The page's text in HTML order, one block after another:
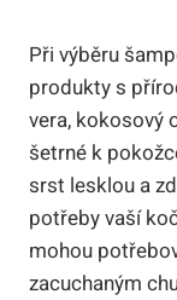
Při výběru
produkty s
vera, kokosový
šetrné k
srst lesklou a
potřeby vaší
mohou
zacuchaným